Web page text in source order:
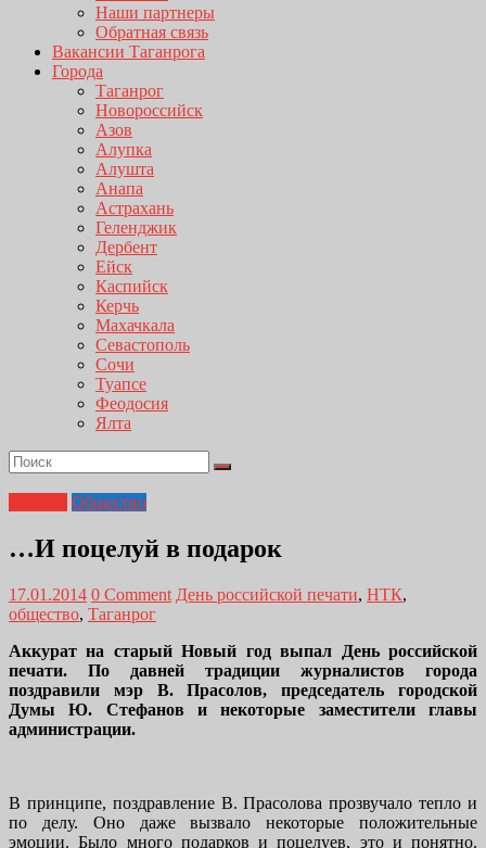
Наши партнеры
Обратная связь
Вакансии Таганрога
Города
Таганрог
Новороссийск
Азов
Алупка
Алушта
Анапа
Астрахань
Геленджик
Дербент
Ейск
Каспийск
Керчь
Махачкала
Севастополь
Сочи
Туапсе
Феодосия
Ялта
Общество
…И поцелуй в подарок
17.01.2014 0 Comment День российской печати, НТК,
общество, Таганрог
Аккурат на старый Новый год выпал День российской
печати. По давней традиции журналистов города
поздравили мэр В. Прасолов, председатель городской
Думы Ю. Стефанов и некоторые заместители главы
администрации.
В принципе, поздравление В. Прасолова прозвучало тепло и
по делу. Оно даже вызвало некоторые положительные
эмоции. Было много подарков и поцелуев, это и понятно.